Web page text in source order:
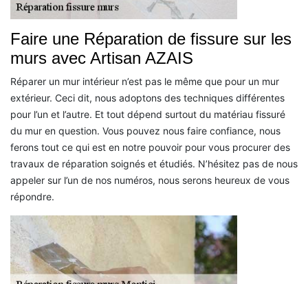
Faire une Réparation de fissure sur les
murs avec Artisan AZAIS
Réparer un mur intérieur n’est pas le même que pour un mur
extérieur. Ceci dit, nous adoptons des techniques différentes
pour l’un et l’autre. Et tout dépend surtout du matériau fissuré
du mur en question. Vous pouvez nous faire confiance, nous
ferons tout ce qui est en notre pouvoir pour vous procurer des
travaux de réparation soignés et étudiés. N’hésitez pas de nous
appeler sur l’un de nos numéros, nous serons heureux de vous
répondre.